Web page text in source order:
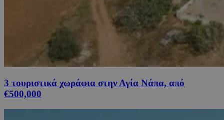
3 τουριστικά χωράφια στην Αγία Νάπα, από
€500,000